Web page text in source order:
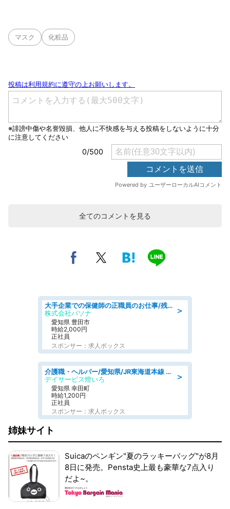
マスク 化粧品
全てのコメントを見る
＞
大手企業での保健師の正職員のお仕事/残業なし/要資格:保健師
株式会社パソナ
愛知県 豊田市
時給2,000円
正社員
スポンサー：求人ボックス
＞
介護職・ヘルパー/愛知県/JR東海道本線 幸田/額田郡幸田町/デイサービス
デイサービス燈いろ
愛知県 幸田町
時給1,200円
正社員
スポンサー：求人ボックス
姉妹サイト
Suicaのペンギン"夏のラッキーバッグ"が8月
8日に発売。Pensta史上最も豪華な7点入り
だよ~。